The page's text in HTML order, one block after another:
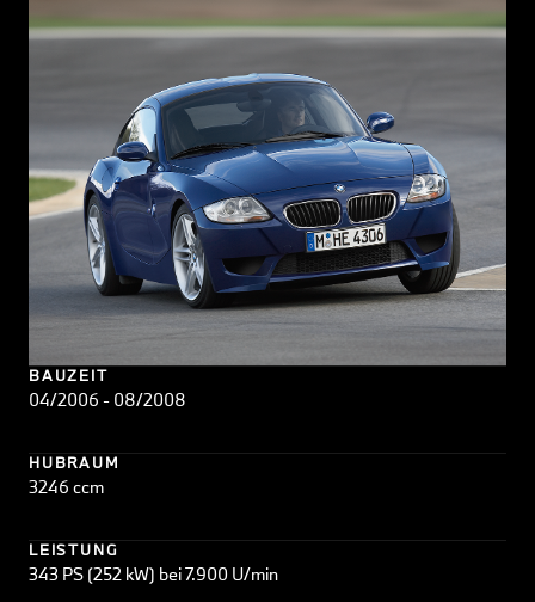
BAUZEIT
04/2006 - 08/2008
HUBRAUM
3246 ccm
LEISTUNG
343 PS (252 kW) bei 7.900 U/min